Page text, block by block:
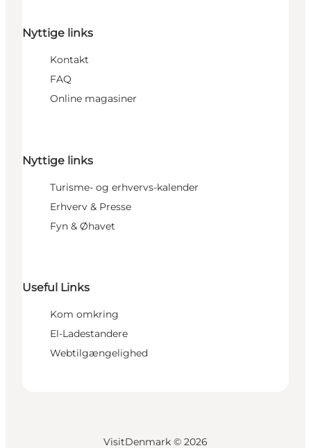
Nyttige links
Kontakt
FAQ
Online magasiner
Nyttige links
Turisme- og erhvervs-kalender
Erhverv & Presse
Fyn & Øhavet
Useful Links
Kom omkring
El-Ladestandere
Webtilgængelighed
VisitDenmark © 2026